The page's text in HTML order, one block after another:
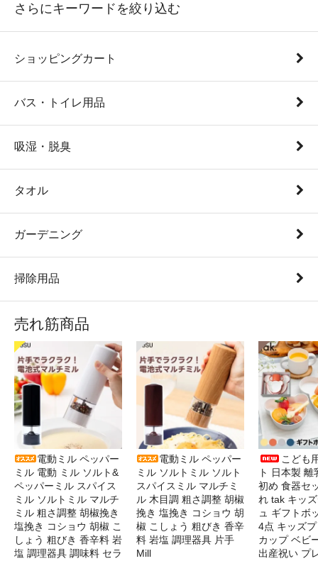
さらにキーワードを絞り込む
ショッピングカート
バス・トイレ用品
吸湿・脱臭
タオル
ガーデニング
掃除用品
売れ筋商品
電動ミル ペッパー
ミル 電動 ミル ソルト&
ペッパーミル スパイス
ミル ソルトミル マルチ
ミル 粗さ調整 胡椒挽き
塩挽き コショウ 胡椒 こ
しょう 粗びき 香辛料 岩
塩 調理器具 調味料 セラ
電動ミル ペッパー
ミル ソルトミル ソルト
スパイスミル マルチミ
ル 木目調 粗さ調整 胡椒
挽き 塩挽き コショウ 胡
椒 こしょう 粗びき 香辛
料 岩塩 調理器具 片手
Mill
こども
ト 日本製
初め 食器セ
れ tak キッ
ュ ギフトボ
4点 キッズ
カップ ベビ
出産祝い プ